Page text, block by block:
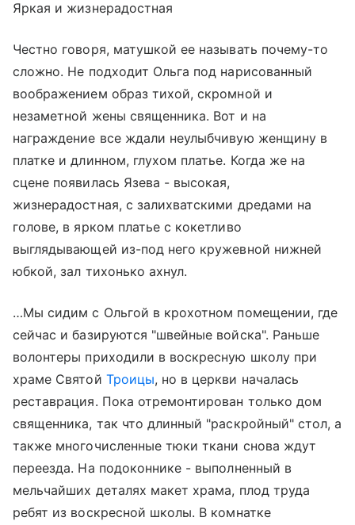
Яркая и жизнерадостная
Честно говоря, матушкой ее называть почему-то
сложно. Не подходит Ольга под нарисованный
воображением образ тихой, скромной и
незаметной жены священника. Вот и на
награждение все ждали неулыбчивую женщину в
платке и длинном, глухом платье. Когда же на
сцене появилась Язева - высокая,
жизнерадостная, с залихватскими дредами на
голове, в ярком платье с кокетливо
выглядывающей из-под него кружевной нижней
юбкой, зал тихонько ахнул.
…Мы сидим с Ольгой в крохотном помещении, где
сейчас и базируются "швейные войска". Раньше
волонтеры приходили в воскресную школу при
храме Святой Троицы, но в церкви началась
реставрация. Пока отремонтирован только дом
священника, так что длинный "раскройный" стол, а
также многочисленные тюки ткани снова ждут
переезда. На подоконнике - выполненный в
мельчайших деталях макет храма, плод труда
ребят из воскресной школы. В комнатке